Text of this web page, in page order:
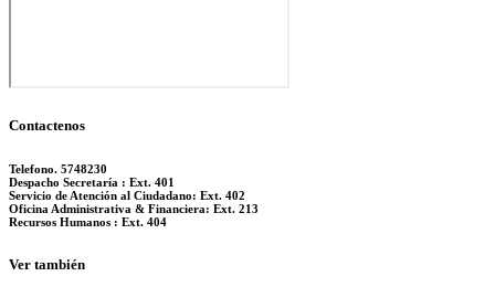
Contactenos
Telefono. 5748230
Despacho Secretaría : Ext. 401
Servicio de Atención al Ciudadano: Ext. 402
Oficina Administrativa & Financiera: Ext. 213
Recursos Humanos : Ext. 404
Ver también